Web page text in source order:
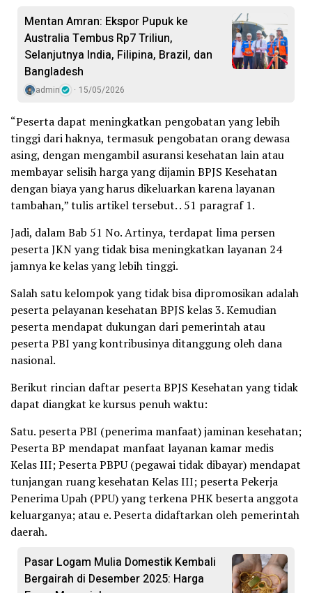
Mentan Amran: Ekspor Pupuk ke
Australia Tembus Rp7 Triliun,
Selanjutnya India, Filipina, Brazil, dan
Bangladesh
admin 15/05/2026
“Peserta dapat meningkatkan pengobatan yang lebih
tinggi dari haknya, termasuk pengobatan orang dewasa
asing, dengan mengambil asuransi kesehatan lain atau
membayar selisih harga yang dijamin BPJS Kesehatan
dengan biaya yang harus dikeluarkan karena layanan
tambahan,” tulis artikel tersebut. . 51 paragraf 1.
Jadi, dalam Bab 51 No. Artinya, terdapat lima persen
peserta JKN yang tidak bisa meningkatkan layanan 24
jamnya ke kelas yang lebih tinggi.
Salah satu kelompok yang tidak bisa dipromosikan adalah
peserta pelayanan kesehatan BPJS kelas 3. Kemudian
peserta mendapat dukungan dari pemerintah atau
peserta PBI yang kontribusinya ditanggung oleh dana
nasional.
Berikut rincian daftar peserta BPJS Kesehatan yang tidak
dapat diangkat ke kursus penuh waktu:
Satu. peserta PBI (penerima manfaat) jaminan kesehatan;
Peserta BP mendapat manfaat layanan kamar medis
Kelas III; Peserta PBPU (pegawai tidak dibayar) mendapat
tunjangan ruang kesehatan Kelas III; peserta Pekerja
Penerima Upah (PPU) yang terkena PHK beserta anggota
keluarganya; atau e. Peserta didaftarkan oleh pemerintah
daerah.
Pasar Logam Mulia Domestik Kembali
Bergairah di Desember 2025: Harga